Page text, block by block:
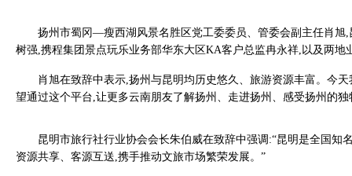
扬州市蜀冈—瘦西湖风景名胜区党工委委员、管委会副主任肖
树强,携程集团景点玩乐业务部华东大区KA客户总监冉永祥,以及两
肖旭在致辞中表示,扬州与昆明均历史悠久、旅游资源丰富。今
望通过这个平台,让更多云南朋友了解扬州、走进扬州、感受扬州的
昆明市旅行社行业协会会长朱伯威在致辞中强调:“昆明是全国
资源共享、客源互送,携手推动文旅市场繁荣发展。”